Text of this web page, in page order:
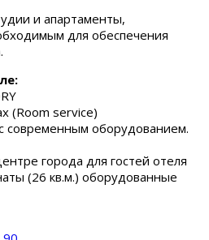
и апартаменты,
для обеспечения
(Room service)
современным оборудованием.
города для гостей отеля
(26 кв.м.) оборудованные